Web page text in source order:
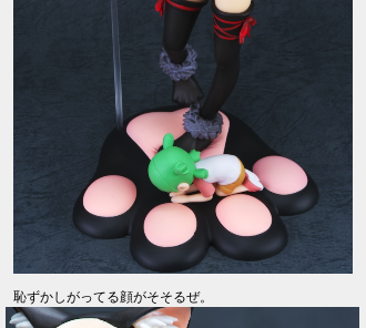
恥ずかしがってる顔がそそるぜ。